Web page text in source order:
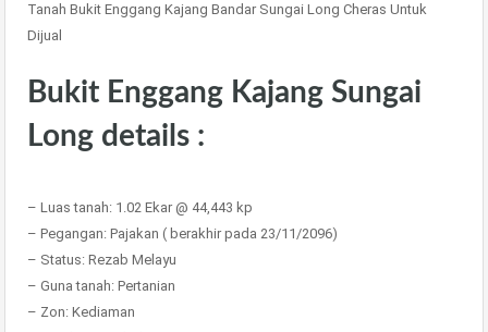
Tanah Bukit Enggang Kajang Bandar Sungai Long Cheras Untuk
Dijual
Bukit Enggang Kajang Sungai
Long details :
– Luas tanah: 1.02 Ekar @ 44,443 kp
– Pegangan: Pajakan ( berakhir pada 23/11/2096)
– Status: Rezab Melayu
– Guna tanah: Pertanian
– Zon: Kediaman